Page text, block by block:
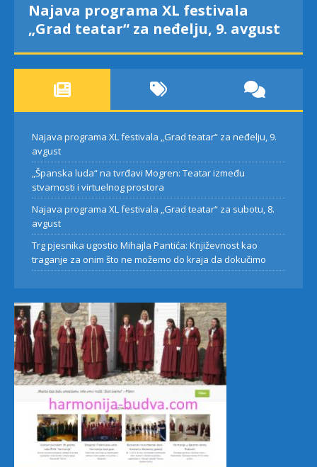
Najava programa XL festivala
„Grad teatar“ za neđelju, 9. avgust
Najava programa XL festivala „Grad teatar“ za neđelju, 9.
avgust
„Španska luda“ na tvrđavi Mogren: Teatar između
stvarnosti i virtuelnog prostora
Najava programa XL festivala „Grad teatar“ za subotu, 8.
avgust
Trg pjesnika ugostio Mihajla Pantića: Književnost kao
traganje za onim što ne možemo do kraja da dokučimo